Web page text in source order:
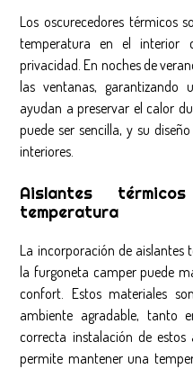
Los oscurecedores térmicos
temperatura en el interior
privacidad. En noches de
las ventanas, garantizando
ayudan a preservar el calor
puede ser sencilla, y su
interiores.
Aislantes
temperatura
La incorporación de aislantes
la furgoneta camper puede
confort. Estos materiales
ambiente agradable, tanto
correcta instalación de
permite mantener una